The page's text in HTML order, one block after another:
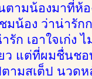
ตามน้องมาที่ห้อ
น้อง ว่าน่ารัก
ก เอาใจเก่ง ไ
ว แต่ที่ผมชื่นช
ตามสเต็ป นวด